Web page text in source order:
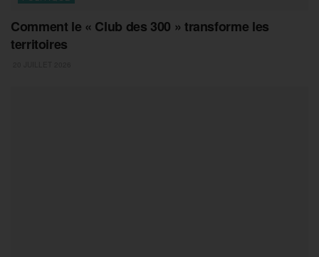
Comment le « Club des 300 » transforme les
territoires